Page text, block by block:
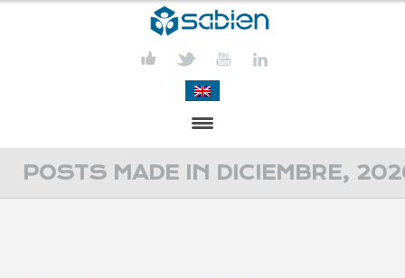
PRESENTACIÓN
POSTS MADE IN DICIEMBRE,